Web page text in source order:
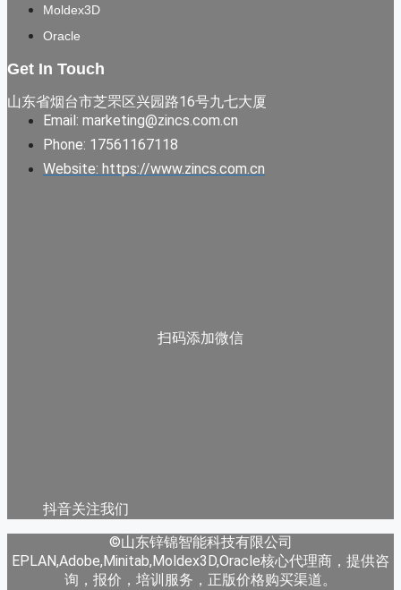
Moldex3D
Oracle
Get In Touch
山东省烟台市芝罘区兴园路16号九七大厦
Email: marketing@zincs.com.cn
Phone: 17561167118
Website: https://www.zincs.com.cn
扫码添加微信
抖音关注我们
©山东锌锦智能科技有限公司
EPLAN,Adobe,Minitab,Moldex3D,Oracle核心代理商，提供咨
询，报价，培训服务，正版价格购买渠道。